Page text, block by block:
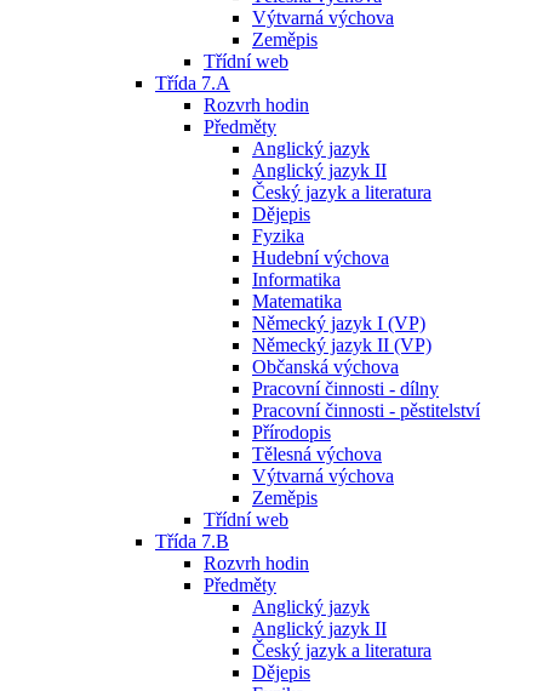
Výtvarná výchova
Zeměpis
Třídní web
Třída 7.A
Rozvrh hodin
Předměty
Anglický jazyk
Anglický jazyk II
Český jazyk a literatura
Dějepis
Fyzika
Hudební výchova
Informatika
Matematika
Německý jazyk I (VP)
Německý jazyk II (VP)
Občanská výchova
Pracovní činnosti - dílny
Pracovní činnosti - pěstitelství
Přírodopis
Tělesná výchova
Výtvarná výchova
Zeměpis
Třídní web
Třída 7.B
Rozvrh hodin
Předměty
Anglický jazyk
Anglický jazyk II
Český jazyk a literatura
Dějepis